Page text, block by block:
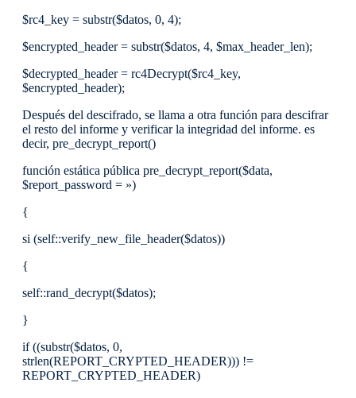
$rc4_key = substr($datos, 0, 4);
$encrypted_header = substr($datos, 4, $max_header_len);
$decrypted_header = rc4Decrypt($rc4_key,
$encrypted_header);
Después del descifrado, se llama a otra función para descifrar
el resto del informe y verificar la integridad del informe. es
decir, pre_decrypt_report()
función estática pública pre_decrypt_report($data,
$report_password = »)
{
si (self::verify_new_file_header($datos))
{
self::rand_decrypt($datos);
}
if ((substr($datos, 0,
strlen(REPORT_CRYPTED_HEADER))) !=
REPORT_CRYPTED_HEADER)